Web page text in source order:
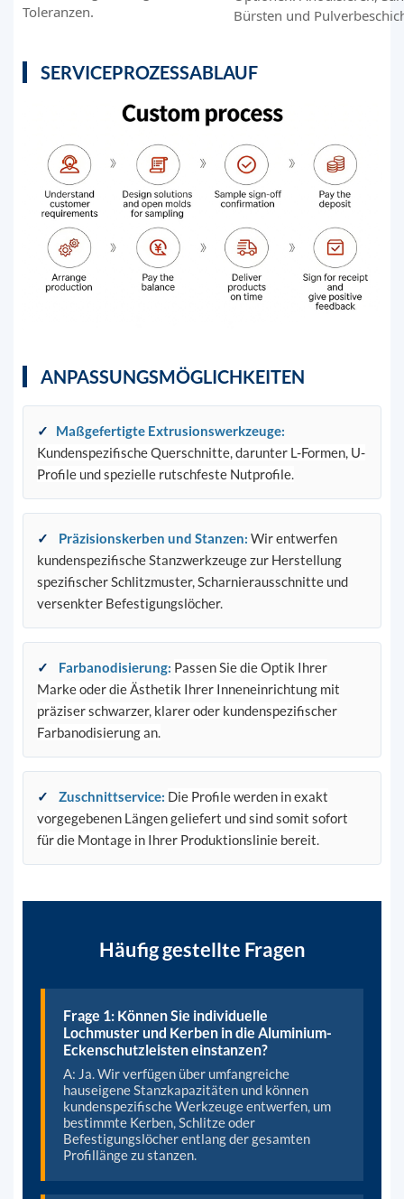
Toleranzen.
Bürsten und
SERVICEPROZESSABLAUF
ANPASSUNGSMÖGLICHKEITEN
✓ Maßgefertigte Extrusionswerkzeuge:
Kundenspezifische Querschnitte, darunter L-Formen, U-
Profile und spezielle rutschfeste Nutprofile.
✓ Präzisionskerben und Stanzen: Wir entwerfen
kundenspezifische Stanzwerkzeuge zur Herstellung
spezifischer Schlitzmuster, Scharnierausschnitte und
versenkter Befestigungslöcher.
✓ Farbanodisierung: Passen Sie die Optik Ihrer
Marke oder die Ästhetik Ihrer Inneneinrichtung mit
präziser schwarzer, klarer oder kundenspezifischer
Farbanodisierung an.
✓ Zuschnittservice: Die Profile werden in exakt
vorgegebenen Längen geliefert und sind somit sofort
für die Montage in Ihrer Produktionslinie bereit.
Häufig gestellte Fragen
Frage 1: Können Sie individuelle
Lochmuster und Kerben in die Aluminium-
Eckenschutzleisten einstanzen?
A: Ja. Wir verfügen über umfangreiche
hauseigene Stanzkapazitäten und können
kundenspezifische Werkzeuge entwerfen, um
bestimmte Kerben, Schlitze oder
Befestigungslöcher entlang der gesamten
Profillänge zu stanzen.